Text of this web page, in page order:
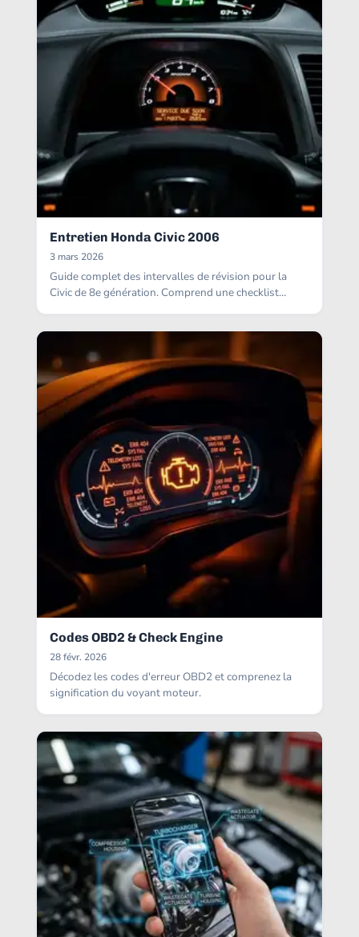
Entretien Honda Civic 2006
3 mars 2026
Guide complet des intervalles de révision pour la
Civic de 8e génération. Comprend une checklist
Codes OBD2 & Check Engine
28 févr. 2026
Décodez les codes d'erreur OBD2 et comprenez la
signification du voyant moteur.